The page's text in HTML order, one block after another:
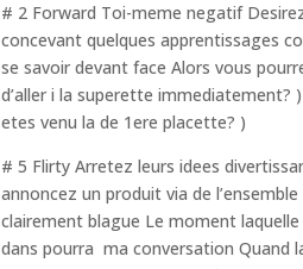
# 2 Forward Toi-meme negatif
concevant quelques apprentissages
se savoir devant face Alors vous
d’aller i la superette
etes venu la de 1ere placette? )
# 5 Flirty Arretez leurs idees
annoncez un produit via de
clairement blague Le moment
dans pourra ma conversation Quand